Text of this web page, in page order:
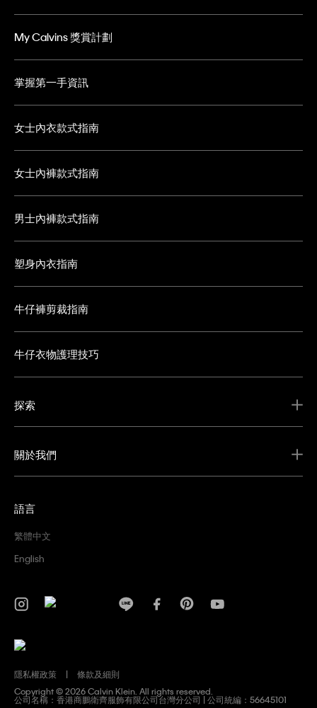
My Calvins 獎賞計劃
掌握第一手資訊
女士內衣款式指南
女士內褲款式指南
男士內褲款式指南
塑身內衣指南
牛仔褲剪裁指南
牛仔衣物護理技巧
探索
關於我們
語言
繁體中文
English
隱私權政策
條款及細則
Copyright ©2026 Calvin Klein. All rights reserved.
公司名稱：香港商鵬衛齊服飾有限公司台灣分公司 | 公司統編：56645101